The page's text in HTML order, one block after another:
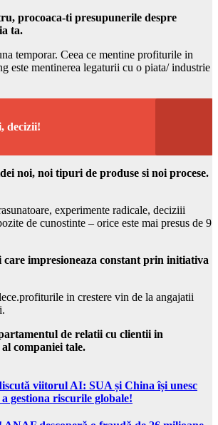
procoaca-ti presupunerile despre
ta.
temporar. Ceea ce mentine profiturile in
este mentinerea legaturii cu o piata/ industrie
decizii!
noi, noi tipuri de produse si noi procese.
experimente radicale, deciziii
de cunostinte – orice este mai presus de 9
impresioneaza constant prin initiativa
in crestere vin de la angajatii
de relatii cu clientii in
companiei tale.
viitorul AI: SUA și China își unesc
gestiona riscurile globale!